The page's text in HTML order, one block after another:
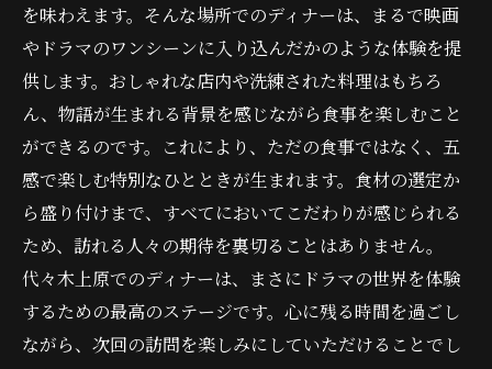
を味わえます。そんな場所でのディナーは、まるで映画
やドラマのワンシーンに入り込んだかのような体験を提
供します。おしゃれな店内や洗練された料理はもちろ
ん、物語が生まれる背景を感じながら食事を楽しむこと
ができるのです。これにより、ただの食事ではなく、五
感で楽しむ特別なひとときが生まれます。食材の選定か
ら盛り付けまで、すべてにおいてこだわりが感じられる
ため、訪れる人々の期待を裏切ることはありません。
代々木上原でのディナーは、まさにドラマの世界を体験
するための最高のステージです。心に残る時間を過ごし
ながら、次回の訪問を楽しみにしていただけることでし